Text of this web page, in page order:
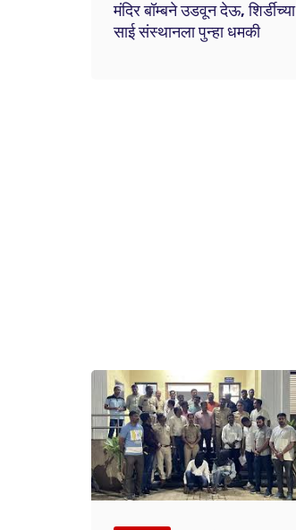
मंदिर बॉम्बने उडवून देऊ, शिर्डीच्या
साई संस्थानला पुन्हा धमकी